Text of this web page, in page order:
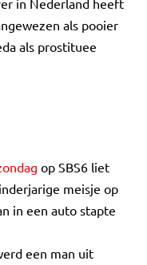
in Nederland heeft
als pooier
als prostituee
op SBS6 liet
meisje op
in een auto stapte
een man uit